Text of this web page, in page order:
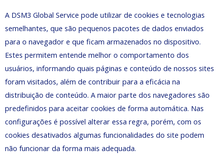
A DSM3 Global Service pode utilizar de cookies e tecnologias
semelhantes, que são pequenos pacotes de dados enviados
para o navegador e que ficam armazenados no dispositivo.
Estes permitem entende melhor o comportamento dos
usuários, informando quais páginas e conteúdo de nossos sites
foram visitados, além de contribuir para a eficácia na
distribuição de conteúdo. A maior parte dos navegadores são
predefinidos para aceitar cookies de forma automática. Nas
configurações é possível alterar essa regra, porém, com os
cookies desativados algumas funcionalidades do site podem
não funcionar da forma mais adequada.